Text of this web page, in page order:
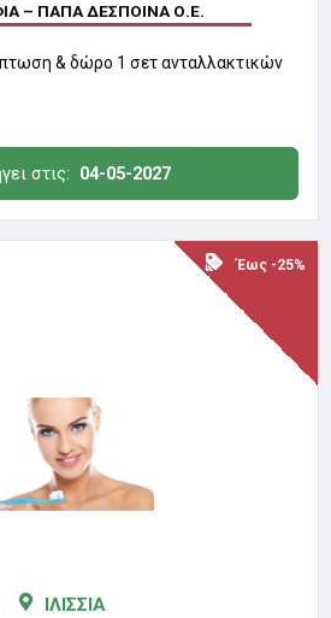
– ΠΑΠΑ ΔΕΣΠΟΙΝΑ Ο.Ε.
& δώρο 1 σετ ανταλλακτικών
στις: 04-05-2027
Έως -25%
ΙΛΙΣΣΙΑ